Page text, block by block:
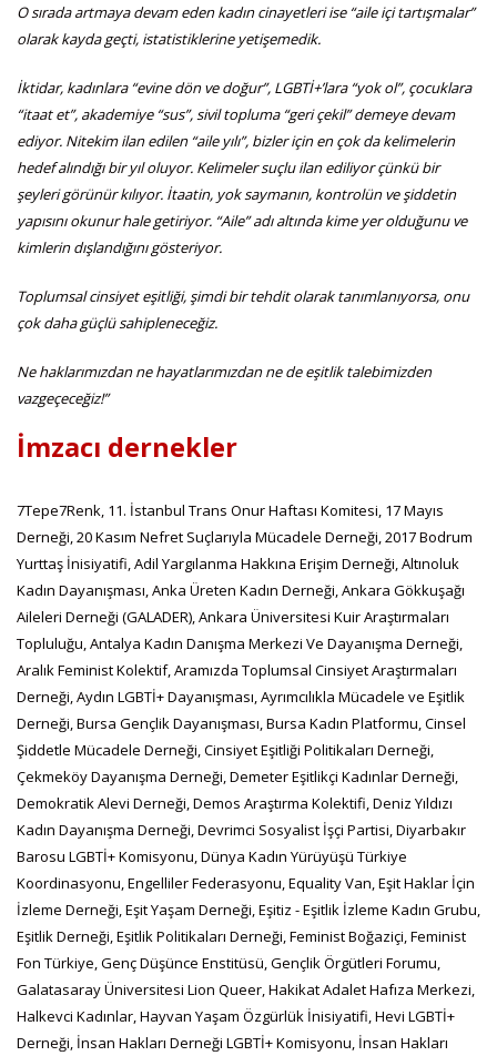
O sırada artmaya devam eden kadın cinayetleri ise “aile içi tartışmalar”
olarak kayda geçti, istatistiklerine yetişemedik.
İktidar, kadınlara “evine dön ve doğur”, LGBTİ+’lara “yok ol”, çocuklara
“itaat et”, akademiye “sus”, sivil topluma “geri çekil” demeye devam
ediyor. Nitekim ilan edilen “aile yılı”, bizler için en çok da kelimelerin
hedef alındığı bir yıl oluyor. Kelimeler suçlu ilan ediliyor çünkü bir
şeyleri görünür kılıyor. İtaatin, yok saymanın, kontrolün ve şiddetin
yapısını okunur hale getiriyor. “Aile” adı altında kime yer olduğunu ve
kimlerin dışlandığını gösteriyor.
Toplumsal cinsiyet eşitliği, şimdi bir tehdit olarak tanımlanıyorsa, onu
çok daha güçlü sahipleneceğiz.
Ne haklarımızdan ne hayatlarımızdan ne de eşitlik talebimizden
vazgeçeceğiz!”
İmzacı dernekler
7Tepe7Renk, 11. İstanbul Trans Onur Haftası Komitesi, 17 Mayıs
Derneği, 20 Kasım Nefret Suçlarıyla Mücadele Derneği, 2017 Bodrum
Yurttaş İnisiyatifi, Adil Yargılanma Hakkına Erişim Derneği, Altınoluk
Kadın Dayanışması, Anka Üreten Kadın Derneği, Ankara Gökkuşağı
Aileleri Derneği (GALADER), Ankara Üniversitesi Kuir Araştırmaları
Topluluğu, Antalya Kadın Danışma Merkezi Ve Dayanışma Derneği,
Aralık Feminist Kolektif, Aramızda Toplumsal Cinsiyet Araştırmaları
Derneği, Aydın LGBTİ+ Dayanışması, Ayrımcılıkla Mücadele ve Eşitlik
Derneği, Bursa Gençlik Dayanışması, Bursa Kadın Platformu, Cinsel
Şiddetle Mücadele Derneği, Cinsiyet Eşitliği Politikaları Derneği,
Çekmeköy Dayanışma Derneği, Demeter Eşitlikçi Kadınlar Derneği,
Demokratik Alevi Derneği, Demos Araştırma Kolektifi, Deniz Yıldızı
Kadın Dayanışma Derneği, Devrimci Sosyalist İşçi Partisi, Diyarbakır
Barosu LGBTİ+ Komisyonu, Dünya Kadın Yürüyüşü Türkiye
Koordinasyonu, Engelliler Federasyonu, Equality Van, Eşit Haklar İçin
İzleme Derneği, Eşit Yaşam Derneği, Eşitiz - Eşitlik İzleme Kadın Grubu,
Eşitlik Derneği, Eşitlik Politikaları Derneği, Feminist Boğaziçi, Feminist
Fon Türkiye, Genç Düşünce Enstitüsü, Gençlik Örgütleri Forumu,
Galatasaray Üniversitesi Lion Queer, Hakikat Adalet Hafıza Merkezi,
Halkevci Kadınlar, Hayvan Yaşam Özgürlük İnisiyatifi, Hevi LGBTİ+
Derneği, İnsan Hakları Derneği LGBTİ+ Komisyonu, İnsan Hakları